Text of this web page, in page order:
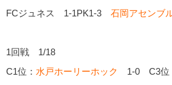
FCジュネス 1-1PK1-3 石岡アセンブ
1回戦 1/18
C1位： 水戸ホーリーホック
1-0 C3位